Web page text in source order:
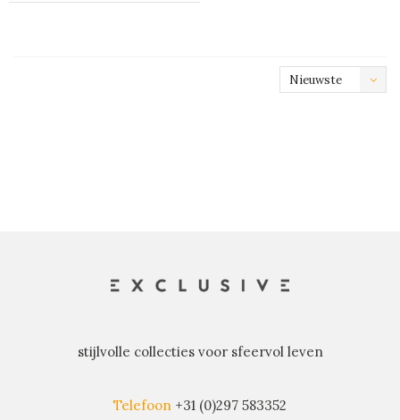
Nieuwste
stijlvolle collecties voor sfeervol leven
Telefoon +31 (0)297 583352